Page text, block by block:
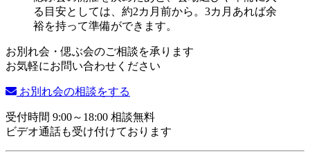
お別れ会・偲ぶ会のご相談を承ります
お気軽にお問い合わせください
お別れ会の相談をする
受付時間 9:00～18:00 相談無料
ビデオ通話も受け付けております